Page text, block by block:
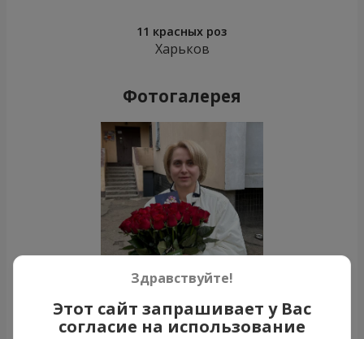
11 красных роз
Харьков
Фотогалерея
Здравствуйте!
Этот сайт запрашивает у Вас
согласие на использование